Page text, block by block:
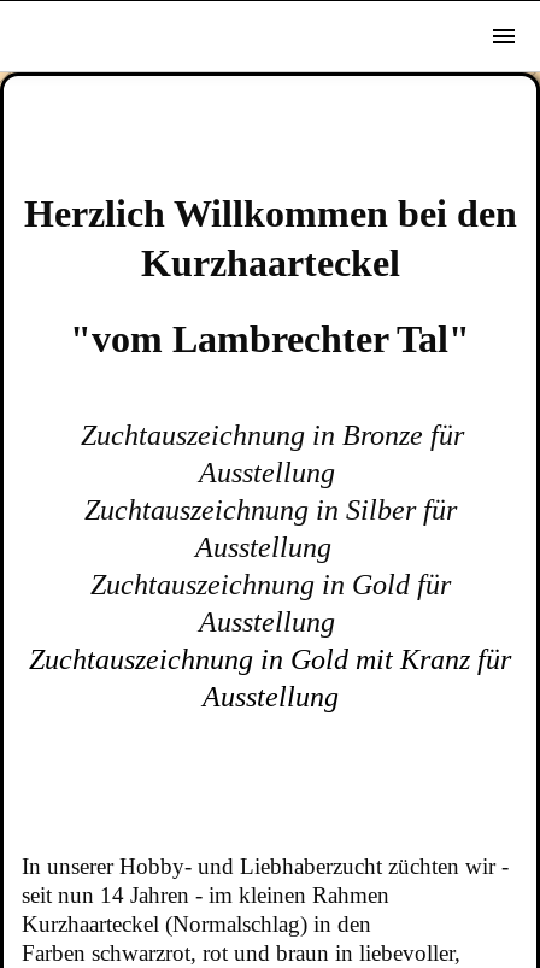
Herzlich Willkommen bei den
Kurzhaarteckel
"vom Lambrechter Tal"
Zuchtauszeichnung in Bronze für
Ausstellung
Zuchtauszeichnung in Silber für
Ausstellung
Zuchtauszeichnung in Gold für
Ausstellung
Zuchtauszeichnung in Gold mit Kranz für
Ausstellung
In unserer Hobby- und Liebhaberzucht züchten wir -
seit nun 14 Jahren - im kleinen Rahmen
Kurzhaarteckel (Normalschlag) in den
Farben schwarzrot, rot und braun in liebevoller,